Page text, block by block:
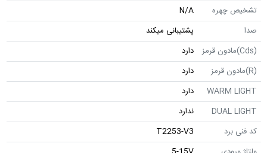
چهره
N/A
پشتیبانی میکند
دارد
دارد
WARM
دارد
ندارد
T2253-V3